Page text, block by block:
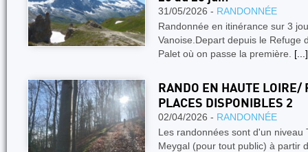
31/05/2026 - RANDONNÉE
Randonnée en itinérance sur 3
Vanoise.Depart depuis le Refuge
Palet où on passe la première. [...]
RANDO EN HAUTE
PLACES DISPONIBLES 2
02/04/2026 - RANDONNÉE
Les randonnées sont d'un niveau
Meygal (pour tout public) à partir